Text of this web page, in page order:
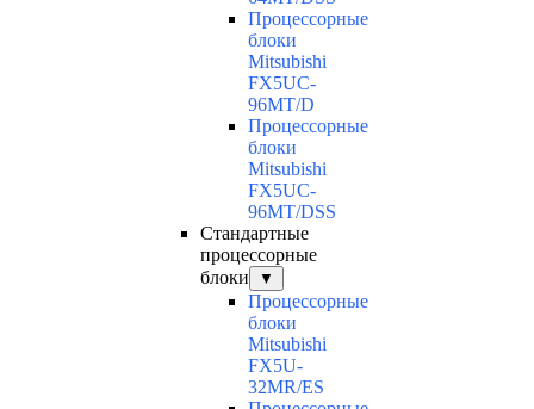
Процессорные
блоки
Mitsubishi
FX5UC-
96MT/D
Процессорные
блоки
Mitsubishi
FX5UC-
96MT/DSS
Стандартные
процессорные
блоки
▼
Процессорные
блоки
Mitsubishi
FX5U-
32MR/ES